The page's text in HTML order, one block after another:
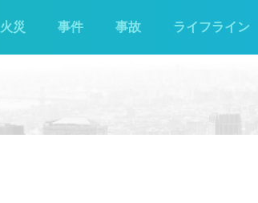
火災 事件 事故 ライフライン